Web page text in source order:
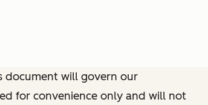
document will govern our
for convenience only and will not